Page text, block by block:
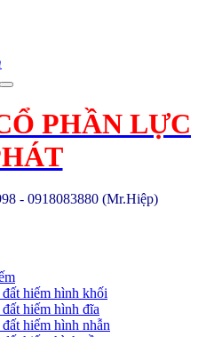
PHẦN LỰC
- 0918083880 (Mr.Hiệp)
hiếm hình khối
hiếm hình đĩa
hiếm hình nhẫn